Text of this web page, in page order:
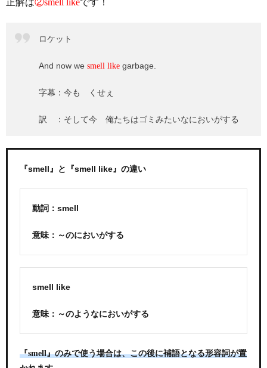
正解は②smell likeです！
ロケット
And now we smell like garbage.
字幕：今も くせぇ
訳 ：そして今 俺たちはゴミみたいなにおいがする
『smell』と『smell like』の違い
動詞：smell
意味：～のにおいがする
smell like
意味：～のようなにおいがする
『smell』のみで使う場合は、この後に補語となる形容詞が置